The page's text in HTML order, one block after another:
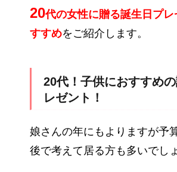
20代の女性に贈る誕生日プ
すすめをご紹介します。
20代！子供におすすめ
レゼント！
娘さんの年にもよりますが予
後で考えて居る方も多いでし